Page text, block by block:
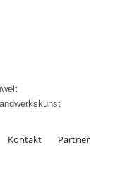
Kontakt
Partner